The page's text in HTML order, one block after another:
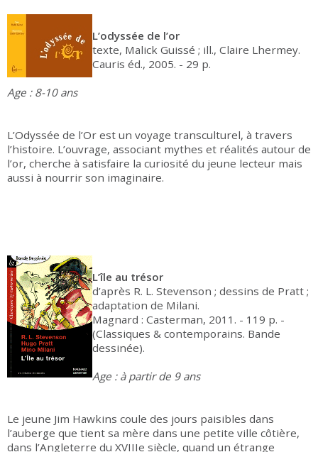
L’odyssée de l’or
texte, Malick Guissé ; ill., Claire Lhermey.
Cauris éd., 2005. - 29 p.
Age : 8-10 ans
L’Odyssée de l’Or est un voyage transculturel, à travers
l’histoire. L’ouvrage, associant mythes et réalités autour de
l’or, cherche à satisfaire la curiosité du jeune lecteur mais
aussi à nourrir son imaginaire.
L’île au trésor
d’après R. L. Stevenson ; dessins de Pratt ;
adaptation de Milani.
Magnard : Casterman, 2011. - 119 p. -
(Classiques & contemporains. Bande
dessinée).
Age : à partir de 9 ans
Le jeune Jim Hawkins coule des jours paisibles dans
l’auberge que tient sa mère dans une petite ville côtière,
dans l’Angleterre du XVIIIe siècle, quand un étrange